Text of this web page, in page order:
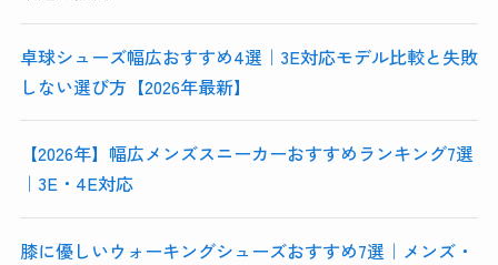
卓球シューズ幅広おすすめ4選｜3E対応モデル比較と失敗
しない選び方【2026年最新】
【2026年】幅広メンズスニーカーおすすめランキング7選
｜3E・4E対応
膝に優しいウォーキングシューズおすすめ7選｜メンズ・